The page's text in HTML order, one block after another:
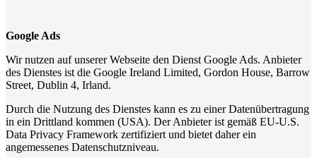
Google Ads
Wir nutzen auf unserer Webseite den Dienst Google Ads. Anbieter
des Dienstes ist die Google Ireland Limited, Gordon House, Barrow
Street, Dublin 4, Irland.
Durch die Nutzung des Dienstes kann es zu einer Datenübertragung
in ein Drittland kommen (USA). Der Anbieter ist gemäß EU-U.S.
Data Privacy Framework zertifiziert und bietet daher ein
angemessenes Datenschutzniveau.